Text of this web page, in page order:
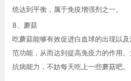
统达到平衡，属于免疫增强剂之一。
8、蘑菇
吃蘑菇能够有效促进白血球的出现以
范功能，从而达到提高免疫力的作用
抗病能力，不妨每天吃上一些蘑菇吧。